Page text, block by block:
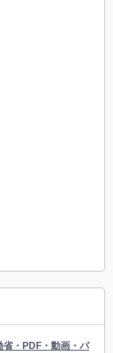
・PDF・動画・パ